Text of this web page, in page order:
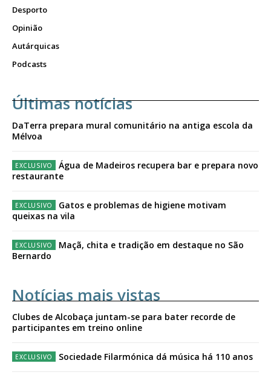
Desporto
Opinião
Autárquicas
Podcasts
Últimas notícias
DaTerra prepara mural comunitário na antiga escola da
Mélvoa
Água de Madeiros recupera bar e prepara novo
restaurante
Gatos e problemas de higiene motivam
queixas na vila
Maçã, chita e tradição em destaque no São
Bernardo
Notícias mais vistas
Clubes de Alcobaça juntam-se para bater recorde de
participantes em treino online
Sociedade Filarmónica dá música há 110 anos